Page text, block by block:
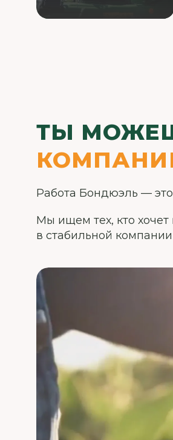
ТЫ
Работа Бондюэль —
Мы ищем тех, кто хочет
в стабильной